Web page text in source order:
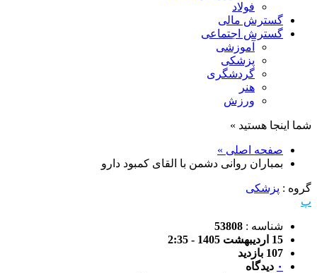
فولاد
گسترش مالی
گسترش اجتماعی
آموزشی
پزشکی
گردشگری
هنر
ورزش
شما اینجا هستید »
صفحه اصلی »
بمباران روانی دشمن با القای کمبود دارو
گروه : پزشکی
پ
شناسه : 53808
15 اردیبهشت 1405 - 2:35
107 بازدید
۰ دیدگاه